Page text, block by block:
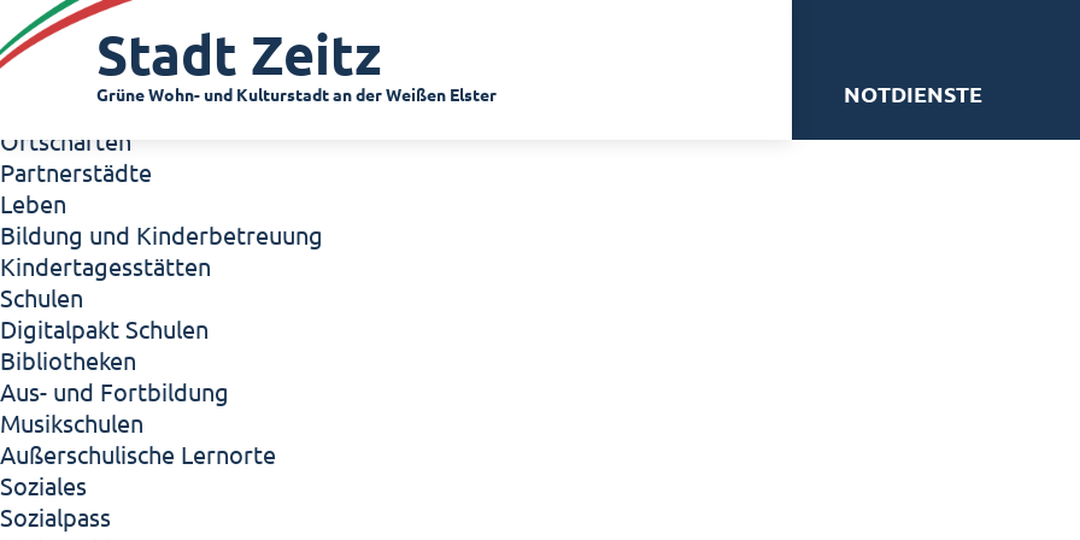
Zeitz - Die Kleinstadt
Willkommen in Zeitz!
Interview mit Oberbürgermeister Christian Thieme
Zeitz - Stadt der Zukunft
Ortschaften
Partnerstädte
Leben
Bildung und Kinderbetreuung
Kindertagesstätten
Schulen
Digitalpakt Schulen
Bibliotheken
Aus- und Fortbildung
Musikschulen
Außerschulische Lernorte
Soziales
Sozialpass
Stadt Zeitz
Grüne Wohn- und Kulturstadt an der Weißen Elster NOTDIENSTE